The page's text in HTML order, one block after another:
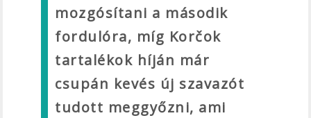
mozgósítani a második
fordulóra, míg Korčok
tartalékok híján már
csupán kevés új szavazót
tudott meggyőzni, ami